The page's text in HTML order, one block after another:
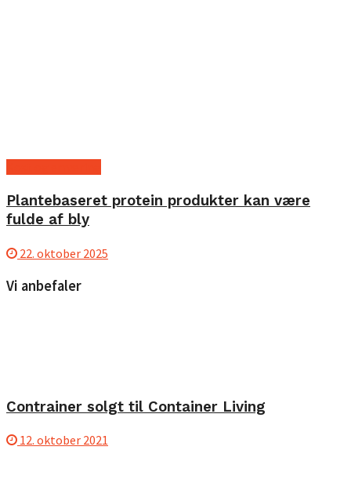
Plantebaseret protein produkter kan være
fulde af bly
22. oktober 2025
Vi anbefaler
Contrainer solgt til Container Living
12. oktober 2021